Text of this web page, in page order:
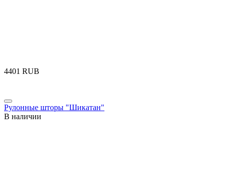
‍4401‍ RUB
Рулонные шторы "Шикатан"
В наличии